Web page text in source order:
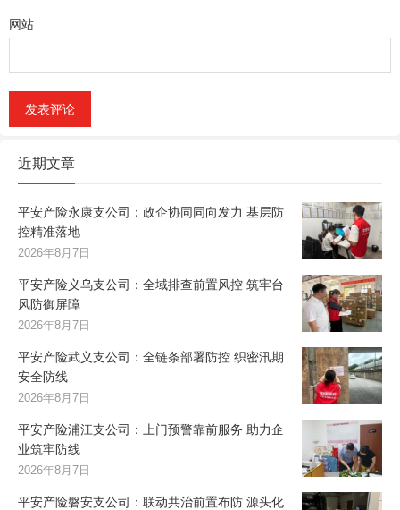
网站
近期文章
平安产险永康支公司：政企协同同向发力 基层防
控精准落地
2026年8月7日
平安产险义乌支公司：全域排查前置风控 筑牢台
风防御屏障
2026年8月7日
平安产险武义支公司：全链条部署防控 织密汛期
安全防线
2026年8月7日
平安产险浦江支公司：上门预警靠前服务 助力企
业筑牢防线
2026年8月7日
平安产险磐安支公司：联动共治前置布防 源头化